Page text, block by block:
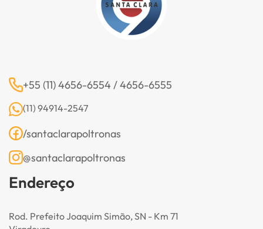
+55 (11) 4656-6554 / 4656-6555
(11) 94914-2547
/santaclarapoltronas
@santaclarapoltronas
Endereço
Rod. Prefeito Joaquim Simão, SN - Km 71